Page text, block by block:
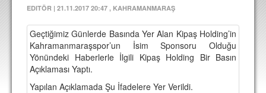
TRANSFERLER
TARAFTAR
BİLETLER
DEPLASMAN
EDITÖR | 21.11.2017 20:47 , KAHRAMANMARAŞ
Geçtiğimiz Günlerde Basında Yer Alan Kipaş Holding’in
Kahramanmaraşspor’un İsim Sponsoru Olduğu
Yönündeki Haberlerle İlgili Kipaş Holding Bir Basın
Açıklaması Yaptı.
Yapılan Açıklamada Şu İfadelere Yer Verildi.